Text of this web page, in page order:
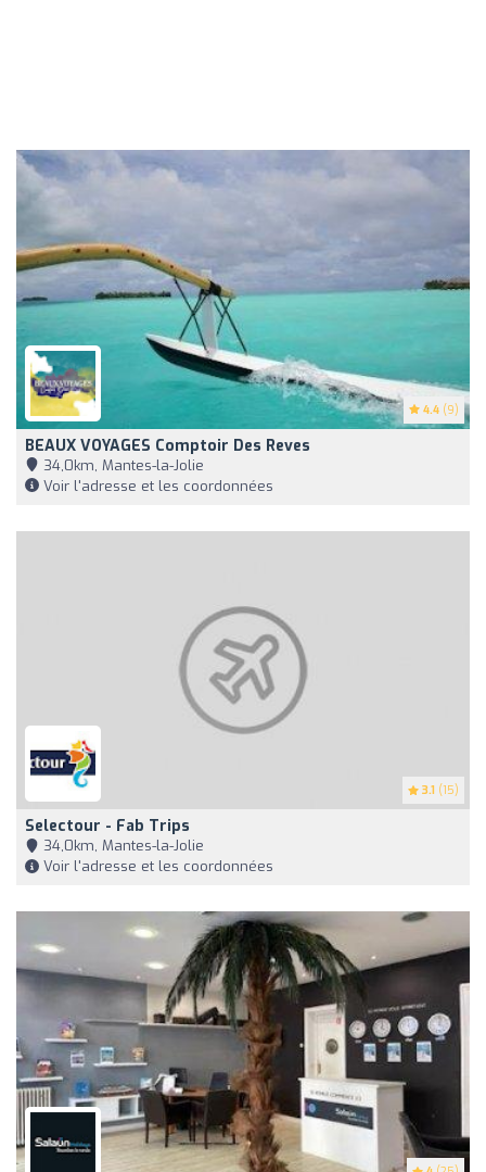
4.4 (9)
BEAUX VOYAGES Comptoir Des Reves
34,0km, Mantes-la-Jolie
Voir l'adresse et les coordonnées
3.1 (15)
Selectour - Fab Trips
34,0km, Mantes-la-Jolie
Voir l'adresse et les coordonnées